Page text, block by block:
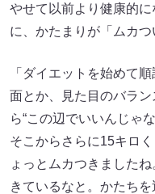
やせて以前より健康的
に、かたまりが「ムカつ
「ダイエットを始めて
面とか、見た目のバラ
ら“この辺でいいんじゃ
そこからさらに15キロ
ょっとムカつきました
きているなと。かたち